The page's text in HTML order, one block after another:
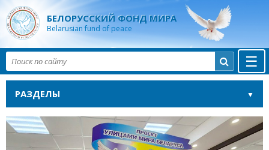
БЕЛОРУССКИЙ ФОНД МИРА
Belarusian fund of peace
☰

РАЗДЕЛЫ